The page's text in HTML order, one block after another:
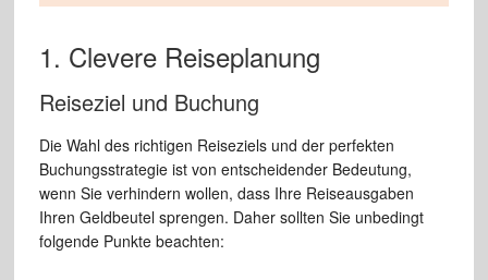
1. Clevere Reiseplanung
Reiseziel und Buchung
Die Wahl des richtigen Reiseziels und der perfekten
Buchungsstrategie ist von entscheidender Bedeutung,
wenn Sie verhindern wollen, dass Ihre Reiseausgaben
Ihren Geldbeutel sprengen. Daher sollten Sie unbedingt
folgende Punkte beachten: